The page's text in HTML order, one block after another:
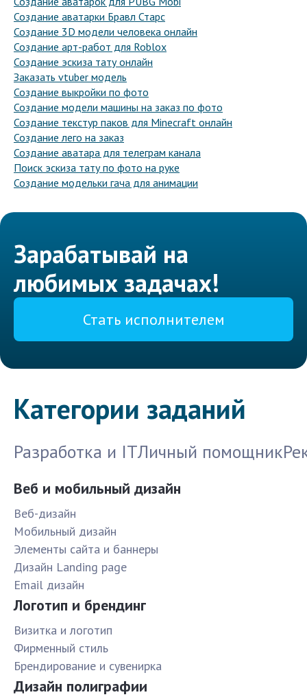
Создание аватарки Бравл Старс
Создание 3D модели человека онлайн
Создание арт-работ для Roblox
Создание эскиза тату онлайн
Заказать vtuber модель
Создание выкройки по фото
Создание модели машины на заказ по фото
Создание текстур паков для Minecraft онлайн
Создание лего на заказ
Создание аватара для телеграм канала
Поиск эскиза тату по фото на руке
Создание модельки гача для анимации
Зарабатывай на
любимых задачах!
Стать исполнителем
Категории заданий
Разработка и ITЛичный помощник
Веб и мобильный дизайн
Веб-дизайн
Мобильный дизайн
Элементы сайта и баннеры
Дизайн Landing page
Email дизайн
Логотип и брендинг
Визитка и логотип
Фирменный стиль
Брендирование и сувенирка
Дизайн полиграфии